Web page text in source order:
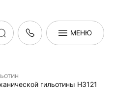
МЕНЮ
гильотины Н3121